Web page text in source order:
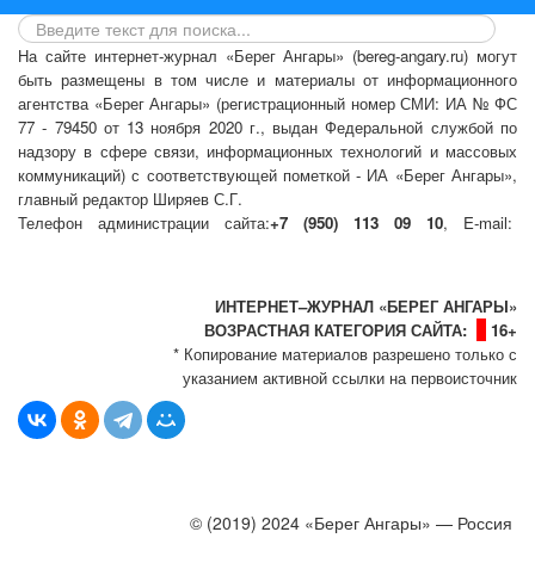
На сайте интернет-журнал «Берег Ангары» (bereg-angary.ru) могут
быть размещены в том числе и материалы от информационного
агентства «Берег Ангары» (регистрационный номер СМИ: ИА № ФС
77 - 79450 от 13 ноября 2020 г., выдан Федеральной службой по
надзору в сфере связи, информационных технологий и массовых
коммуникаций) с соответствующей пометкой - ИА «Берег Ангары»,
главный редактор Ширяев С.Г.
Телефон администрации сайта:+7 (950) 113 09 10, E-mail:
ИНТЕРНЕТ–ЖУРНАЛ «БЕРЕГ АНГАРЫ»
ВОЗРАСТНАЯ КАТЕГОРИЯ САЙТА:
16+
* Копирование материалов разрешено только с
указанием активной ссылки на первоисточник
© (2019) 2024 «Берег Ангары» — Россия